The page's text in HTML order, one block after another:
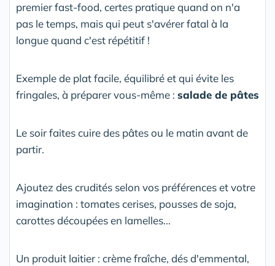
premier fast-food, certes pratique quand on n'a
pas le temps, mais qui peut s'avérer fatal à la
longue quand c'est répétitif !
Exemple de plat facile, équilibré et qui évite les
fringales, à préparer vous-même : salade de pâtes
Le soir faites cuire des pâtes ou le matin avant de
partir.
Ajoutez des crudités selon vos préférences et votre
imagination : tomates cerises, pousses de soja,
carottes découpées en lamelles...
Un produit laitier : crème fraîche, dés d'emmental,